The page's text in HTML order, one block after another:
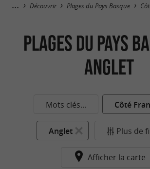
Découvrir Plages du Pays Basque
Plages du Pays
Anglet
Mots clés... Côté
Anglet Plus de
Afficher la carte